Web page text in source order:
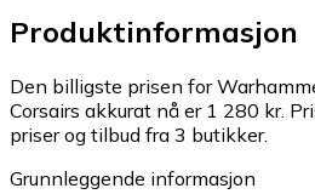
Produktinformasjon
Den billigste prisen for
Corsairs akkurat nå er 1 280 kr.
priser og tilbud fra 3 butikker.
Grunnleggende informasjon